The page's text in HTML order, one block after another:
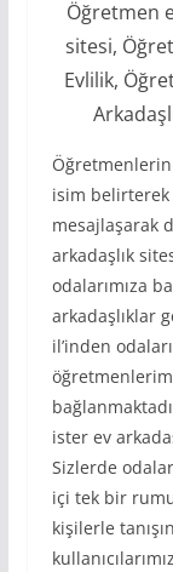
Öğretmen
sitesi,
Evlilik,
isim
mesajlaşarak
arkadaşlık
odalarımıza
arkadaşlıklar
il’inden
ister ev
Sizlerde
içi tek bir
kişilerle